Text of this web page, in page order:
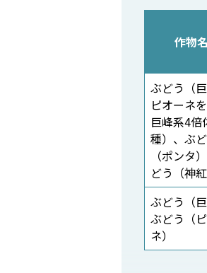
作物名
ぶどう（巨
ピオーネ
巨峰系4倍
種）、ぶ
（ポンタ
どう（神紅
ぶどう（巨
ぶどう（
ネ）